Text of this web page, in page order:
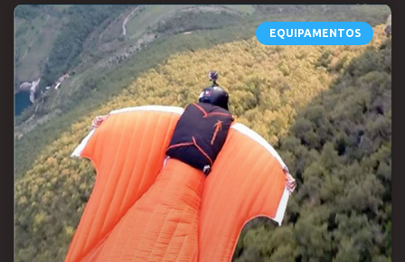
EQUIPAMENTOS